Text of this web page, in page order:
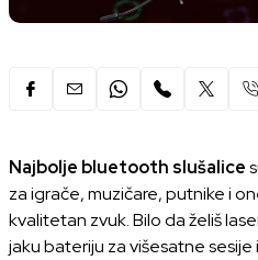
Najbolje bluetooth slušalice
za igrače, muzičare, putnike i
kvalitetan zvuk. Bilo da želiš
jaku bateriju za višesatne